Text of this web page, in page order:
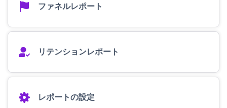
ファネルレポート
リテンションレポート
レポートの設定